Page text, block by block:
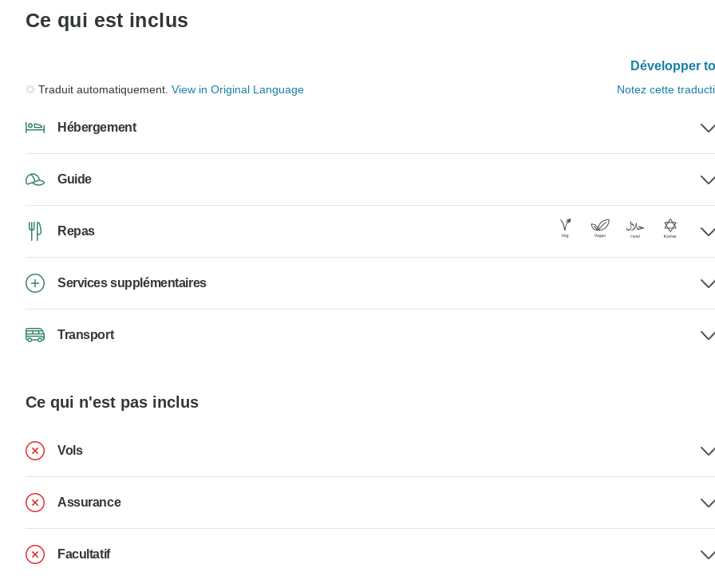
Ce qui est inclus
Développer
Traduit automatiquement. View in Original Language Notez cette
Hébergement
Guide
Repas
Services supplémentaires
Transport
Ce qui n'est pas inclus
Vols
Assurance
Facultatif